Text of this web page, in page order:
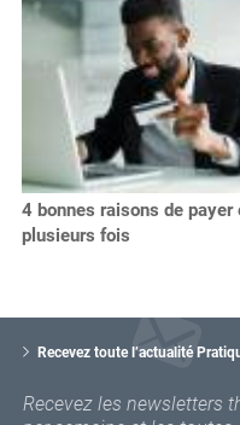
4 bonnes raisons de payer
plusieurs fois
Recevez toute l’actualité
Recevez les newsletters
o
r
e